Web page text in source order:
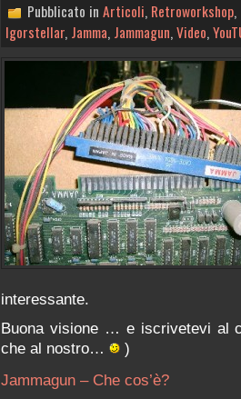
Pubblicato in Articoli, Retroworkshop,
Igorstellar, Jamma, Jammagun,Video,
interessante.
Buona visione … e iscrivetevi al
che al nostro…
)
Jammagun – Che cos’è?